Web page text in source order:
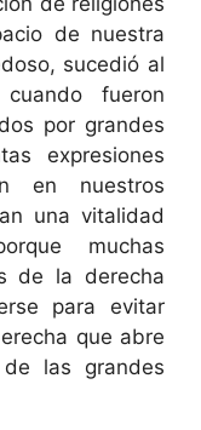
de nuestra
sucedió al
fueron
por grandes
expresiones
en nuestros
una vitalidad
muchas
de la derecha
para evitar
que abre
las grandes